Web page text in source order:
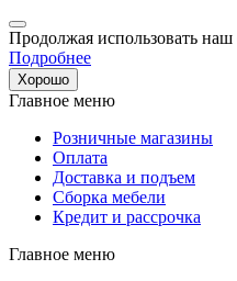
Продолжая использовать наш
Подробнее
Хорошо
Главное меню
Розничные магазины
Оплата
Доставка и подъем
Сборка мебели
Кредит и рассрочка
Главное меню